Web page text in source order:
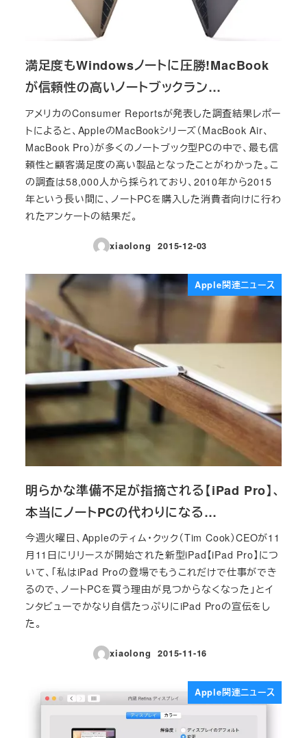
満足度もWindowsノートに圧勝!MacBook
が信頼性の高いノートブックラン…
アメリカのConsumer Reportsが発表した調査結果レポー
トによると、AppleのMacBookシリーズ（MacBook Air、
MacBook Pro）が多くのノートブック型PCの中で、最も信
頼性と顧客満足度の高い製品となったことがわかった。こ
の調査は58,000人から採られており、2010年から2015
年という長い間に、ノートPCを購入した消費者向けに行わ
れたアンケートの結果だ。
xiaolong
投稿日
2015-12-03
Apple関連ニュース
明らかな準備不足が指摘される【iPad Pro】、
本当にノートPCの代わりになる…
今週火曜日、Appleのティム・クック（Tim Cook）CEOが11
月11日にリリースが開始された新型iPad【iPad Pro】につ
いて、「私はiPad Proの登場でもうこれだけで仕事ができ
るので、ノートPCを買う理由が見つからなくなった」とイ
ンタビューでかなり自信たっぷりにiPad Proの宣伝をし
た。
xiaolong
投稿日
2015-11-16
Apple関連ニュース